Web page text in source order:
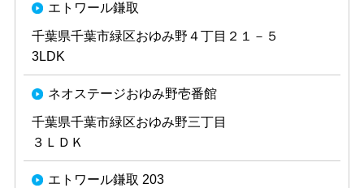
エトワール鎌取
千葉県千葉市緑区おゆみ野４丁目２１－５
3LDK
ネオステージおゆみ野壱番館
千葉県千葉市緑区おゆみ野三丁目
３ＬＤＫ
エトワール鎌取 203